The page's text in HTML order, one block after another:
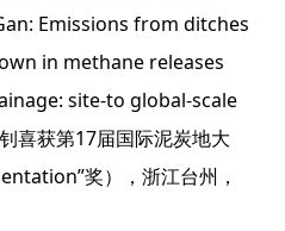
Emissions from ditches
in methane releases
site-to global-scale
喜获第17届国际泥炭地大
奖），浙江台州，